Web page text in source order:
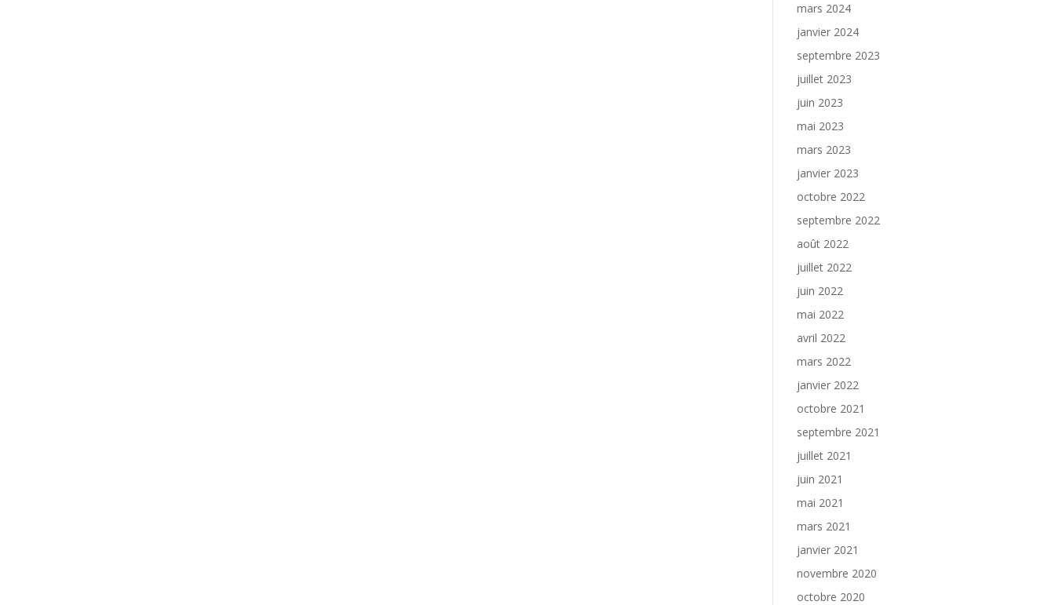
mars 2024
janvier 2024
septembre 2023
juillet 2023
juin 2023
mai 2023
mars 2023
janvier 2023
octobre 2022
septembre 2022
août 2022
juillet 2022
juin 2022
mai 2022
avril 2022
mars 2022
janvier 2022
octobre 2021
septembre 2021
juillet 2021
juin 2021
mai 2021
mars 2021
janvier 2021
novembre 2020
octobre 2020